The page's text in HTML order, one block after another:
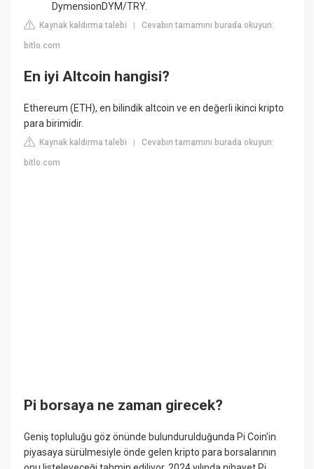
DymensionDYM/TRY.
Kaynak kaldırma talebi |Cevabın tamamını burada okuyun:
bitlo.com
En iyi Altcoin hangisi?
Ethereum (ETH), en bilindik altcoin ve en değerli ikinci kripto
para birimidir.
Kaynak kaldırma talebi |Cevabın tamamını burada okuyun:
bitlo.com
Pi borsaya ne zaman girecek?
Geniş topluluğu göz önünde bulundurulduğunda Pi Coin'in
piyasaya sürülmesiyle önde gelen kripto para borsalarının